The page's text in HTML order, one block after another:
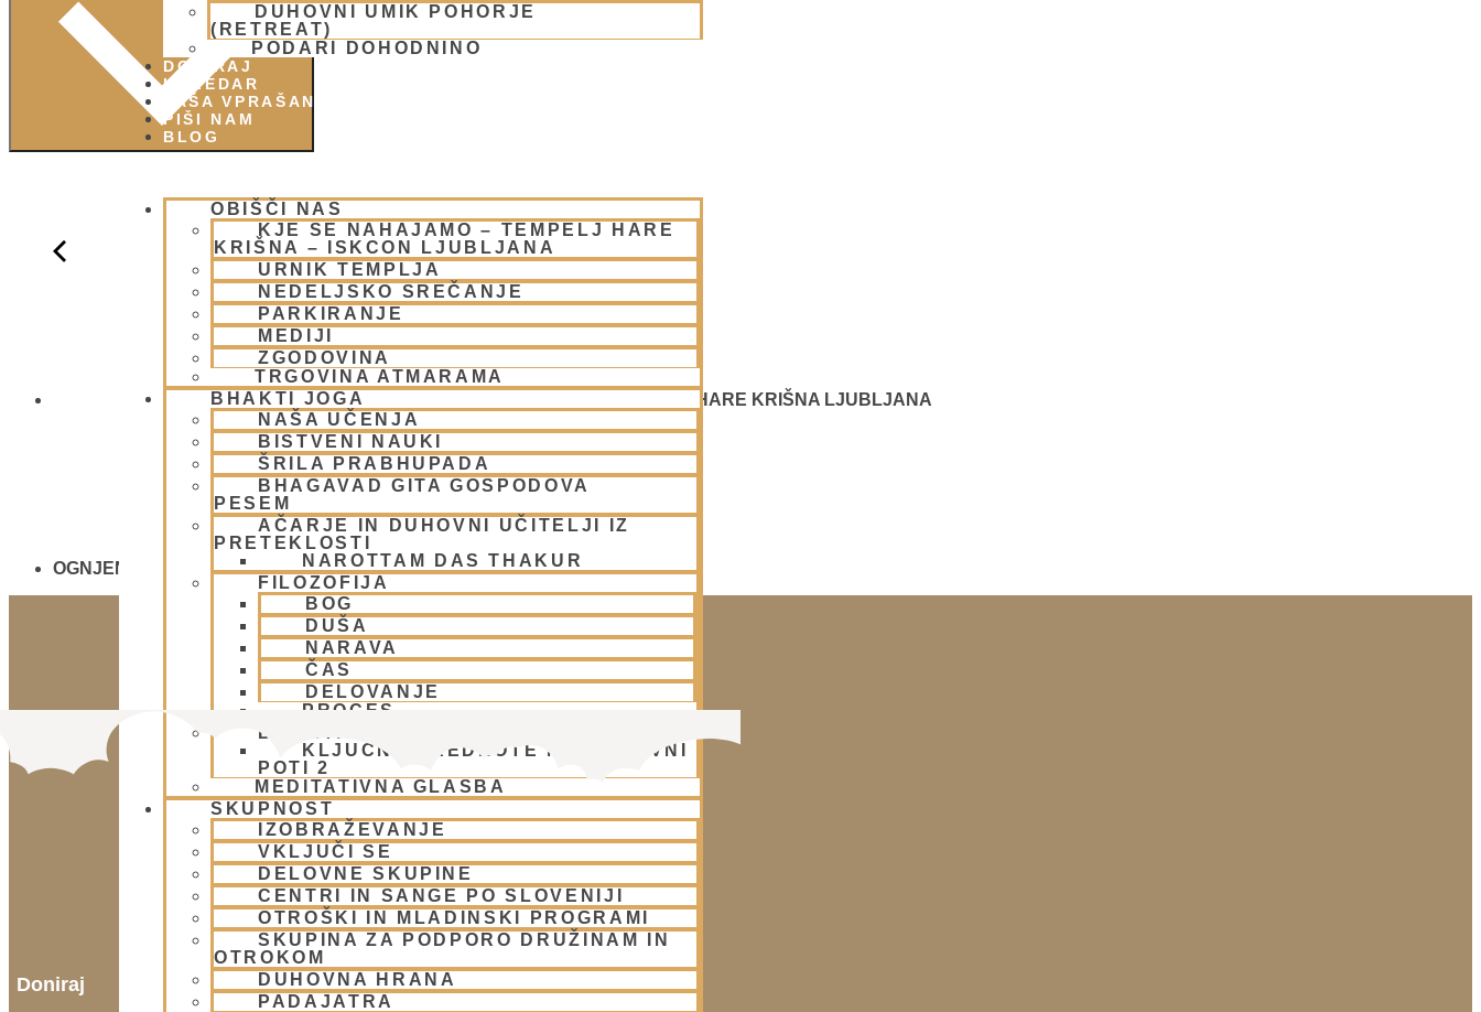
DUHOVNI UMIK POHORJE
(RETREAT)
PODARI DOHODNINO
DONIRAJ
KOLEDAR
VAŠA VPRAŠANJA
PIŠI NAM
BLOG
OBIŠČI NAS
KJE SE NAHAJAMO – TEMPELJ HARE
KRIŠNA – ISKCON LJUBLJANA
URNIK TEMPLJA
NEDELJSKO SREČANJE
PARKIRANJE
MEDIJI
ZGODOVINA
TRGOVINA ATMARAMA
BHAKTI JOGA
NAŠA UČENJA
BISTVENI NAUKI
ŠRILA PRABHUPADA
BHAGAVAD GITA GOSPODOVA
PESEM
AČARJE IN DUHOVNI UČITELJI IZ
PRETEKLOSTI
NAROTTAM DAS THAKUR
FILOZOFIJA
BOG
DUŠA
NARAVA
ČAS
DELOVANJE
PROCES
BHAKTI AKADEMIJA
KLJUČNE VREDNOTE NA DUHOVNI
POTI 2
MEDITATIVNA GLASBA
SKUPNOST
IZOBRAŽEVANJE
VKLJUČI SE
DELOVNE SKUPINE
CENTRI IN SANGE PO SLOVENIJI
OTROŠKI IN MLADINSKI PROGRAMI
SKUPINA ZA PODPORO DRUŽINAM IN
OTROKOM
DUHOVNA HRANA
PADAJATRA
NEDELJSKO SREČANJE - CENTER HARE KRIŠNA LJUBLJANA
OGNJENO ŽRTVOVANJE - NARASIMHA JAGJA - VSAKO SOBOTO
Doniraj